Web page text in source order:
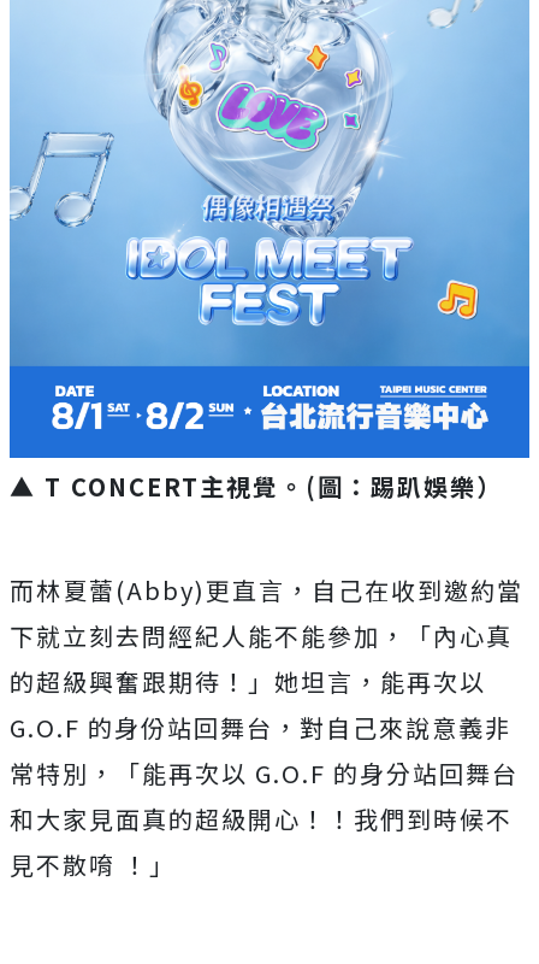
▲ T CONCERT主視覺。(圖：踢趴娛樂）
而林夏蕾(Abby)更直言，自己在收到邀約當
下就立刻去問經紀人能不能參加，「內心真
的超級興奮跟期待！」她坦言，能再次以
G.O.F 的身份站回舞台，對自己來說意義非
常特別，「能再次以 G.O.F 的身分站回舞台
和大家見面真的超級開心！！我們到時候不
見不散唷 ！」